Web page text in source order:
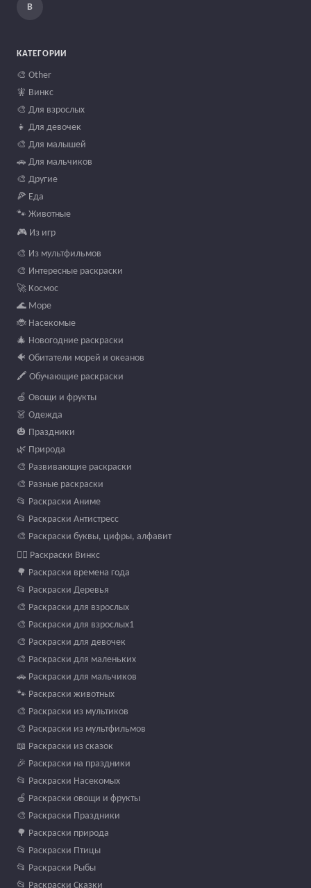
В
КАТЕГОРИИ
🎨 Other
🧚 Винкс
🎨 Для взрослых
👧 Для девочек
🎨 Для малышей
🚗 Для мальчиков
🎨 Другие
🍕 Еда
🐾 Животные
🎮 Из игр
🎨 Из мультфильмов
🎨 Интересные раскраски
🚀 Космос
🌊 Море
🐞 Насекомые
🎄 Новогодние раскраски
🐠 Обитатели морей и океанов
🖍️ Обучающие раскраски
🍏 Овощи и фрукты
👗 Одежда
🎃 Праздники
🌿 Природа
🎨 Развивающие раскраски
🎨 Разные раскраски
📂 Раскраски Аниме
📂 Раскраски Антистресс
🎨 Раскраски буквы, цифры, алфавит
🧚‍♀️ Раскраски Винкс
🌳 Раскраски времена года
📂 Раскраски Деревья
🎨 Раскраски для взрослых
🎨 Раскраски для взрослых1
🎨 Раскраски для девочек
🎨 Раскраски для маленьких
🚗 Раскраски для мальчиков
🐾 Раскраски животных
🎨 Раскраски из мультиков
🎨 Раскраски из мультфильмов
📖 Раскраски из сказок
🎉 Раскраски на праздники
📂 Раскраски Насекомых
🍏 Раскраски овощи и фрукты
🎨 Раскраски Праздники
🌳 Раскраски природа
📂 Раскраски Птицы
📂 Раскраски Рыбы
📂 Раскраски Сказки